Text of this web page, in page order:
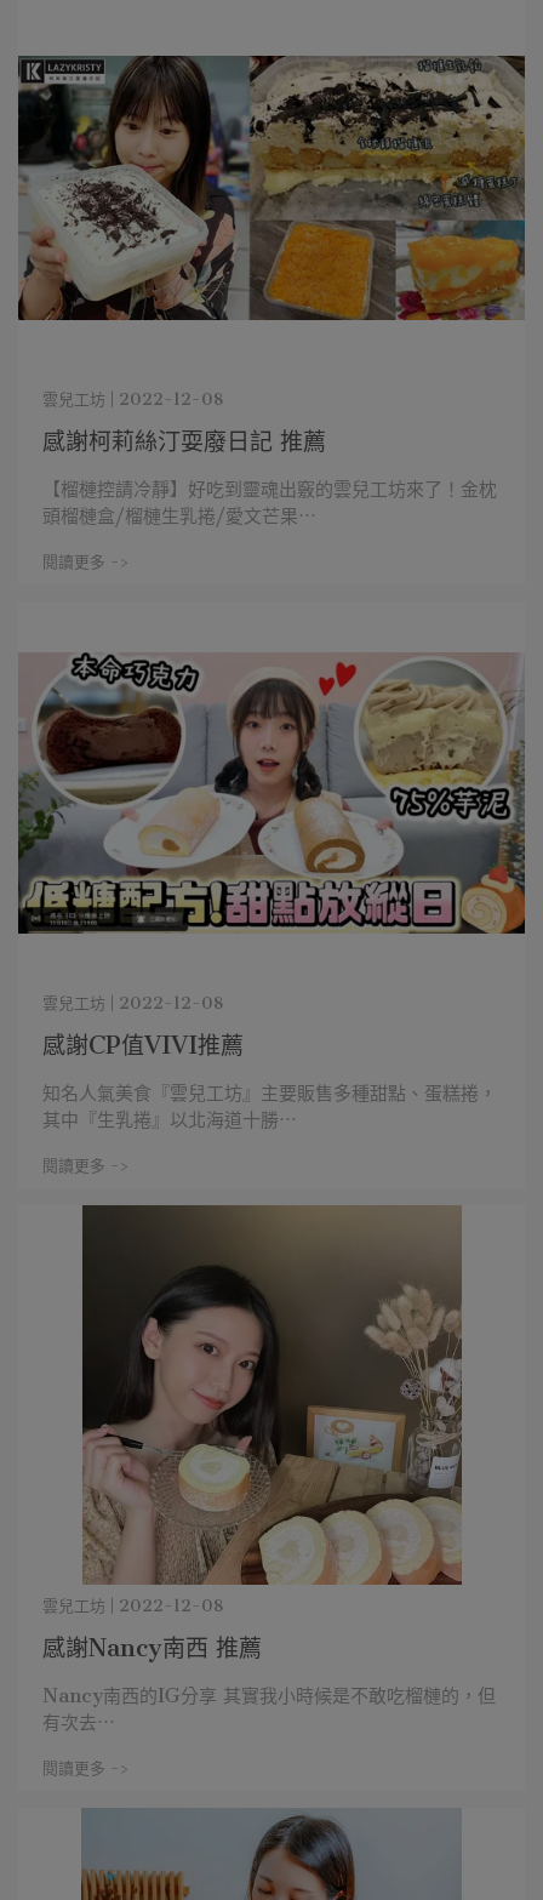
感謝柯莉絲汀耍廢日記 推薦
雲兒工坊 | 2022-12-08
【榴槤控請冷靜】好吃到靈魂出竅的雲兒工坊來了！金枕
頭榴槤盒/榴槤生乳捲/愛文芒果⋯
閱讀更多 ->
感謝CP值VIVI推薦
雲兒工坊 | 2022-12-08
知名人氣美食『雲兒工坊』主要販售多種甜點、蛋糕捲，
其中『生乳捲』以北海道十勝⋯
閱讀更多 ->
感謝Nancy南西 推薦
雲兒工坊 | 2022-12-08
Nancy南西的IG分享 其實我小時候是不敢吃榴槤的，但
有次去⋯
閱讀更多 ->